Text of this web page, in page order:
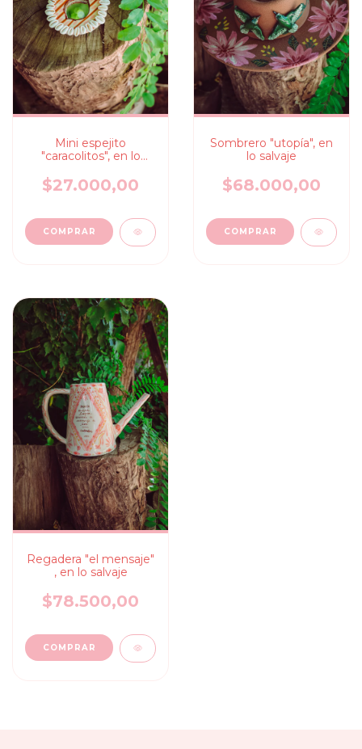
Mini espejito
"caracolitos", en lo
$27.000,00
Sombrero "utopía", en
lo salvaje
$68.000,00
Regadera "el mensaje"
, en lo salvaje
$78.500,00